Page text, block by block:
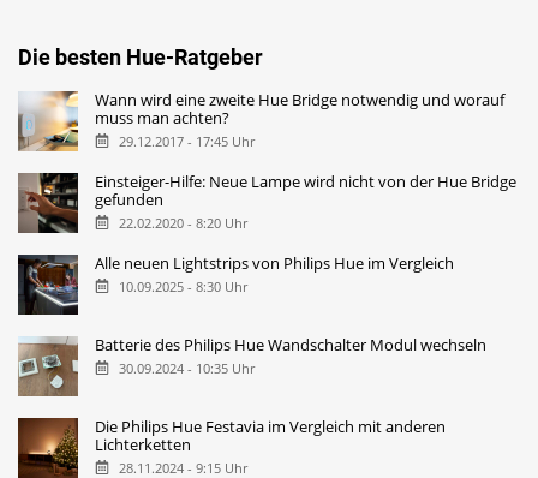
Die besten Hue-Ratgeber
Wann wird eine zweite Hue Bridge notwendig und worauf
muss man achten?
29.12.2017 - 17:45 Uhr
Einsteiger-Hilfe: Neue Lampe wird nicht von der Hue Bridge
gefunden
22.02.2020 - 8:20 Uhr
Alle neuen Lightstrips von Philips Hue im Vergleich
10.09.2025 - 8:30 Uhr
Batterie des Philips Hue Wandschalter Modul wechseln
30.09.2024 - 10:35 Uhr
Die Philips Hue Festavia im Vergleich mit anderen
Lichterketten
28.11.2024 - 9:15 Uhr